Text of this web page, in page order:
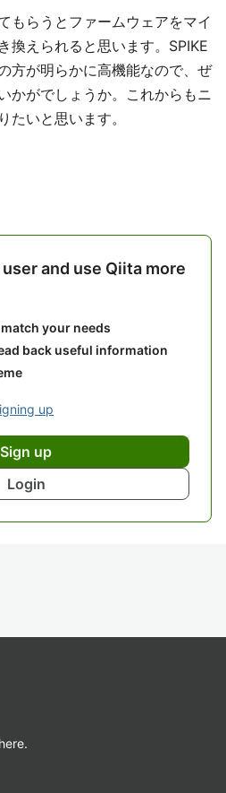
もらうとファームウェアをマイ
換えられると思います。SPIKE
方が明らかに高機能なので、ぜ
かがでしょうか。これからもニ
たいと思います。
and use Qiita more
your needs
back useful information
up
Sign up
Login